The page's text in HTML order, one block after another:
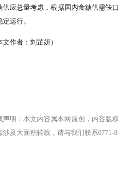
供应总量考虑，根据国内食糖供需缺
运行。
文作者：刘芷妍）
声明：本文内容属本网原创，内容版
涉及大面积转载，请与我们联系